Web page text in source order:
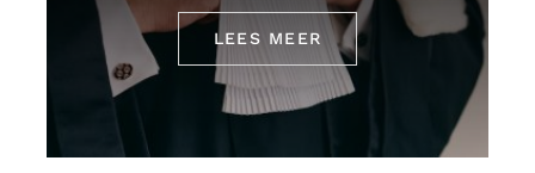
LEES MEER